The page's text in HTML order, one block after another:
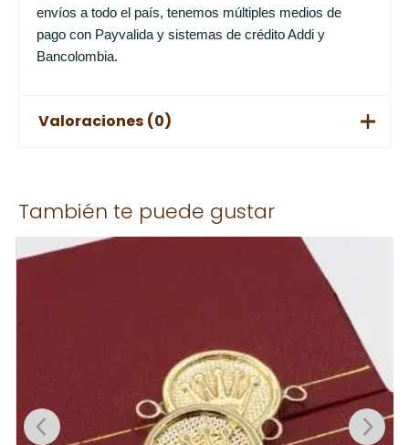
envíos a todo el país, tenemos múltiples medios de
pago con Payvalida y sistemas de crédito Addi y
Bancolombia.
Valoraciones (0)
Solo los usuarios registrados que hayan comprado este
producto pueden hacer una valoración.
También te puede gustar